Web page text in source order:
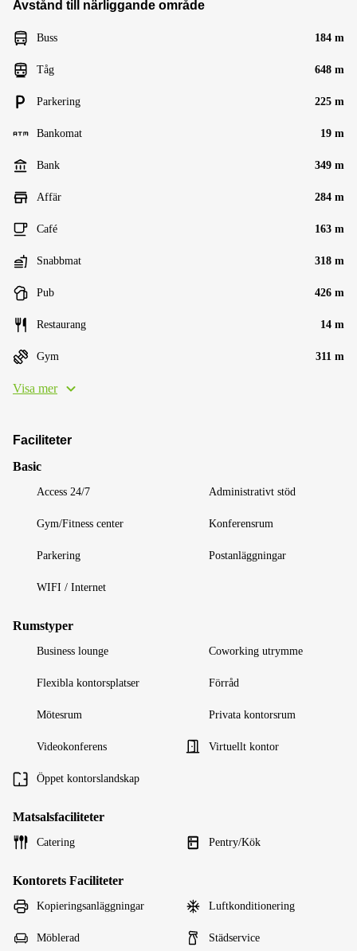
Avstånd till närliggande område
Buss 184 m
Tåg 648 m
Parkering 225 m
Bankomat 19 m
Bank 349 m
Affär 284 m
Café 163 m
Snabbmat 318 m
Pub 426 m
Restaurang 14 m
Gym 311 m
Visa mer
Faciliteter
Basic
Access 24/7 Administrativt stöd
Gym/Fitness center Konferensrum
Parkering Postanläggningar
WIFI / Internet
Rumstyper
Business lounge Coworking utrymme
Flexibla kontorsplatser Förråd
Mötesrum Privata kontorsrum
Videokonferens Virtuellt kontor
Öppet kontorslandskap
Matsalsfaciliteter
Catering Pentry/Kök
Kontorets Faciliteter
Kopieringsanläggningar Luftkonditionering
Möblerad Städservice